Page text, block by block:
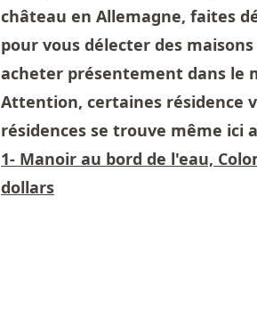
château en Allemagne, faites
pour vous délecter des
acheter présentement dans le
Attention, certaines résidence
résidences se trouve même ici
1- Manoir au bord de l'eau,
dollars